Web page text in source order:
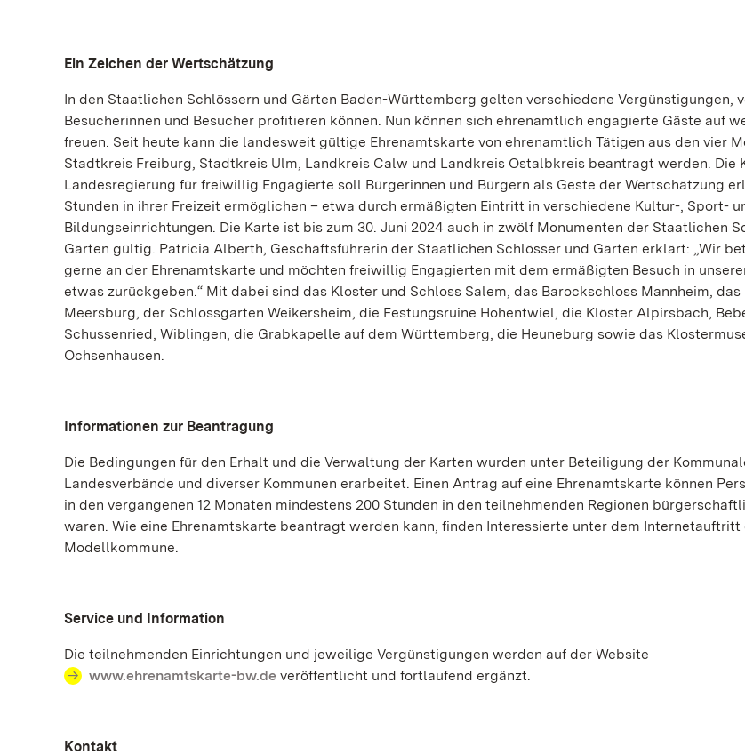
Ein Zeichen der Wertschätzung
In den Staatlichen Schlössern und Gärten Baden-Württemberg gelten verschiedene Vergünstigungen,
Besucherinnen und Besucher profitieren können. Nun können sich ehrenamtlich engagierte Gäste auf
freuen. Seit heute kann die landesweit gültige Ehrenamtskarte von ehrenamtlich Tätigen aus den vier
Stadtkreis Freiburg, Stadtkreis Ulm, Landkreis Calw und Landkreis Ostalbkreis beantragt werden. Die
Landesregierung für freiwillig Engagierte soll Bürgerinnen und Bürgern als Geste der Wertschätzung
Stunden in ihrer Freizeit ermöglichen – etwa durch ermäßigten Eintritt in verschiedene Kultur-, Sport-
Bildungseinrichtungen. Die Karte ist bis zum 30. Juni 2024 auch in zwölf Monumenten der Staatlichen
Gärten gültig. Patricia Alberth, Geschäftsführerin der Staatlichen Schlösser und Gärten erklärt: „Wir
gerne an der Ehrenamtskarte und möchten freiwillig Engagierten mit dem ermäßigten Besuch in
etwas zurückgeben.“ Mit dabei sind das Kloster und Schloss Salem, das Barockschloss Mannheim, das
Meersburg, der Schlossgarten Weikersheim, die Festungsruine Hohentwiel, die Klöster Alpirsbach,
Schussenried, Wiblingen, die Grabkapelle auf dem Württemberg, die Heuneburg sowie das
Ochsenhausen.
Informationen zur Beantragung
Die Bedingungen für den Erhalt und die Verwaltung der Karten wurden unter Beteiligung der
Landesverbände und diverser Kommunen erarbeitet. Einen Antrag auf eine Ehrenamtskarte können
in den vergangenen 12 Monaten mindestens 200 Stunden in den teilnehmenden Regionen
waren. Wie eine Ehrenamtskarte beantragt werden kann, finden Interessierte unter dem
Modellkommune.
Service und Information
Die teilnehmenden Einrichtungen und jeweilige Vergünstigungen werden auf der Website
www.ehrenamtskarte-bw.de veröffentlicht und fortlaufend ergänzt.
Kontakt